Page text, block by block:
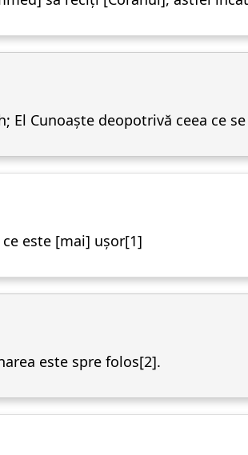
El Cunoaște deopotrivă ceea ce
este [mai] ușor[1]
este spre folos[2].